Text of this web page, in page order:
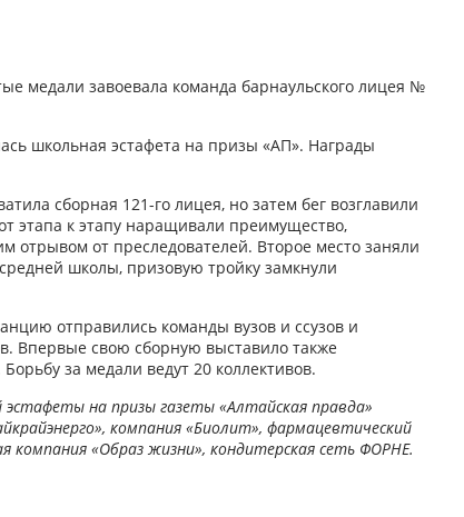
медали завоевала команда барнаульского лицея №
школьная эстафета на призы «АП». Награды
сборная 121-го лицея, но затем бег возглавили
этапа к этапу наращивали преимущество,
отрывом от преследователей. Второе место заняли
школы, призовую тройку замкнули
отправились команды вузов и ссузов и
Впервые свою сборную выставило также
за медали ведут 20 коллективов.
эстафеты на призы газеты «Алтайская правда»
компания «Биолит», фармацевтический
компания «Образ жизни», кондитерская сеть ФОРНЕ.